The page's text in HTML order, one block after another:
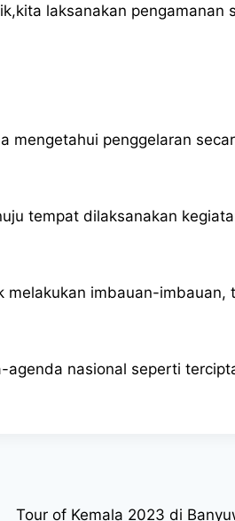
laksanakan pengamanan
mengetahui penggelaran
tempat dilaksanakan
imbauan-imbauan,
nasional seperti
Tour of Kemala 2023 di